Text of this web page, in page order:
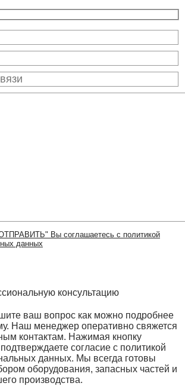
Вы соглашаетесь с политикой
данных
консультацию
ваш вопрос как можно подробнее
Наш менеджер оперативно свяжется
контактам. Нажимая кнопку
согласие с политикой
данных. Мы всегда готовы
оборудования, запасных частей и
производства.